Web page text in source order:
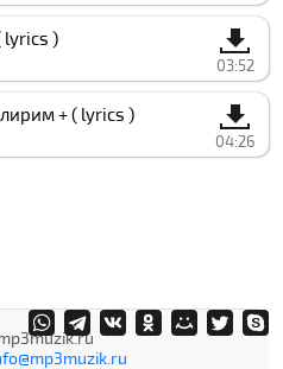
lyrics )
03:52
+ ( lyrics )
04:26